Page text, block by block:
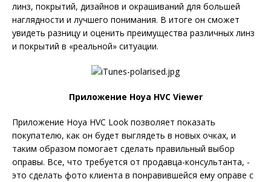
линз, покрытий, дизайнов и окрашиваний для большей
наглядности и лучшего понимания. В итоге он сможет
увидеть разницу и оценить преимущества различных линз
и покрытий в «реальной» ситуации.
Приложение Hoya HVC Viewer
Приложение Hoya HVC Look позволяет показать
покупателю, как он будет выглядеть в новых очках, и
таким образом помогает сделать правильный выбор
оправы. Все, что требуется от продавца-консультанта, -
это сделать фото клиента в понравившейся ему оправе с